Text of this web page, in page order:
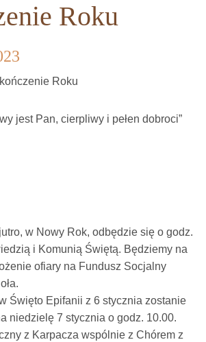
Roku
Roku
jest Pan, cierpliwy i pełen dobroci”
w Nowy Rok, odbędzie się o godz.
i Komunią Świętą. Będziemy na
ofiary na Fundusz Socjalny
Święto Epifanii z 6 stycznia zostanie
niedzielę 7 stycznia o godz. 10.00.
z Karpacza wspólnie z Chórem z